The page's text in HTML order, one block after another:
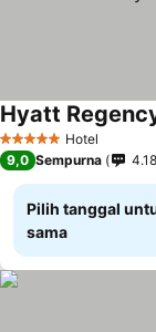
5 Bintang Hotel
Hyatt
9,0 Sempurna
Pilih tanggal
sama